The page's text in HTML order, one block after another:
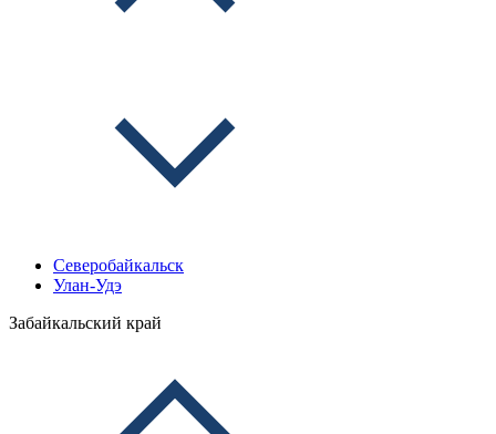
Северобайкальск
Улан-Удэ
Забайкальский край